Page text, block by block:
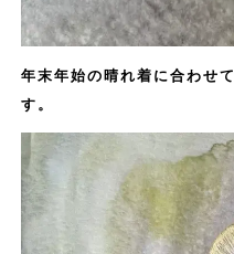
年末年始の晴れ着に合わせ
す。